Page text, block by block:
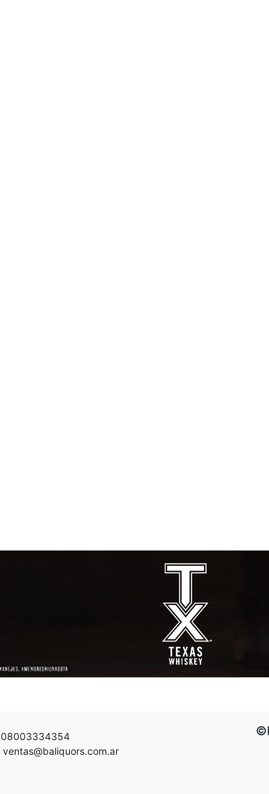
08003334354
ventas@baliquors.com.ar